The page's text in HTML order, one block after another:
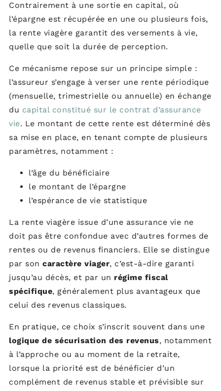
Contrairement à une sortie en capital, où
l’épargne est récupérée en une ou plusieurs fois,
la rente viagère garantit des versements à vie,
quelle que soit la durée de perception.
Ce mécanisme repose sur un principe simple :
l’assureur s’engage à verser une rente périodique
(mensuelle, trimestrielle ou annuelle) en échange
du capital constitué sur le contrat d’assurance
vie. Le montant de cette rente est déterminé dès
sa mise en place, en tenant compte de plusieurs
paramètres, notamment :
l’âge du bénéficiaire
le montant de l’épargne
l’espérance de vie statistique
La rente viagère issue d’une assurance vie ne
doit pas être confondue avec d’autres formes de
rentes ou de revenus financiers. Elle se distingue
par son caractère viager, c’est-à-dire garanti
jusqu’au décès, et par un régime fiscal
spécifique, généralement plus avantageux que
celui des revenus classiques.
En pratique, ce choix s’inscrit souvent dans une
logique de sécurisation des revenus, notamment
à l’approche ou au moment de la retraite,
lorsque la priorité est de bénéficier d’un
complément de revenus stable et prévisible sur